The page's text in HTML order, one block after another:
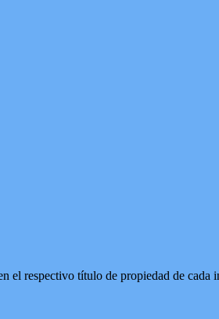
el respectivo título de propiedad de